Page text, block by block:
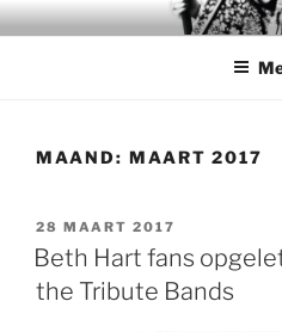
Ga
naarDELICIOUS
The Dutch tribute to Beth Hart
MAAND: MAART 2017
GEPLAATST
OP
28 MAART 2017
Beth Hart fans
the Tribute Bands